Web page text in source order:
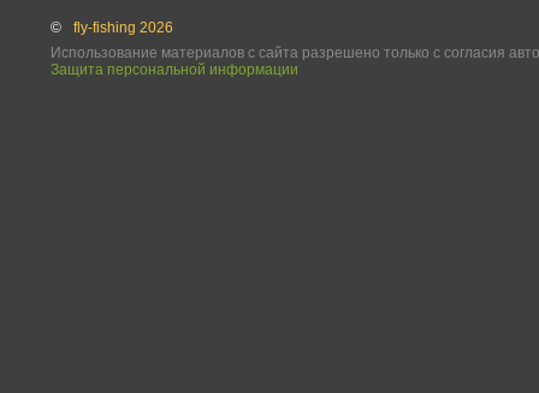
©
fly-fishing 2026
Использование материалов с сайта разрешено только с согласия
Защита персональной информации